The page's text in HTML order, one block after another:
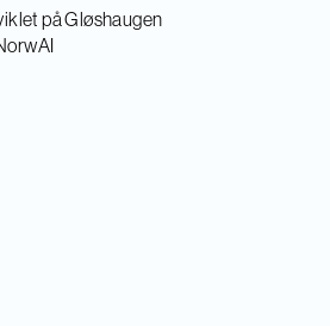
på Gløshaugen